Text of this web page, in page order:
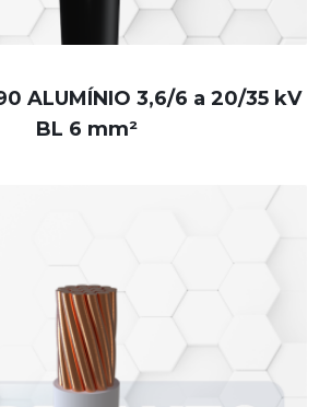
ALUMÍNIO 3,6/6 a 20/35 kV
BL 6 mm²